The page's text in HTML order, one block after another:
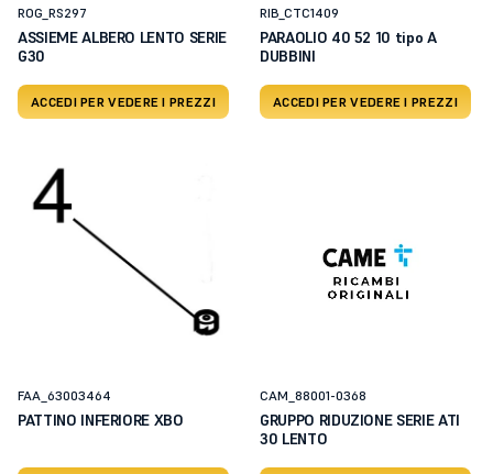
ROG_RS297
ASSIEME ALBERO LENTO SERIE
G30
ACCEDI PER VEDERE I PREZZI
RIB_CTC1409
PARAOLIO 40 52 10 tipo A
DUBBINI
ACCEDI PER VEDERE I PREZZI
FAA_63003464
PATTINO INFERIORE XBO
CAM_88001-0368
GRUPPO RIDUZIONE SERIE ATI
30 LENTO